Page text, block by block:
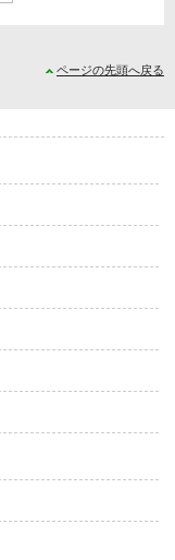
ページの先頭へ戻る